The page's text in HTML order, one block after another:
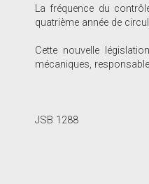
La fréquence du
quatrième année de
Cette nouvelle
mécaniques,
JSB 1288